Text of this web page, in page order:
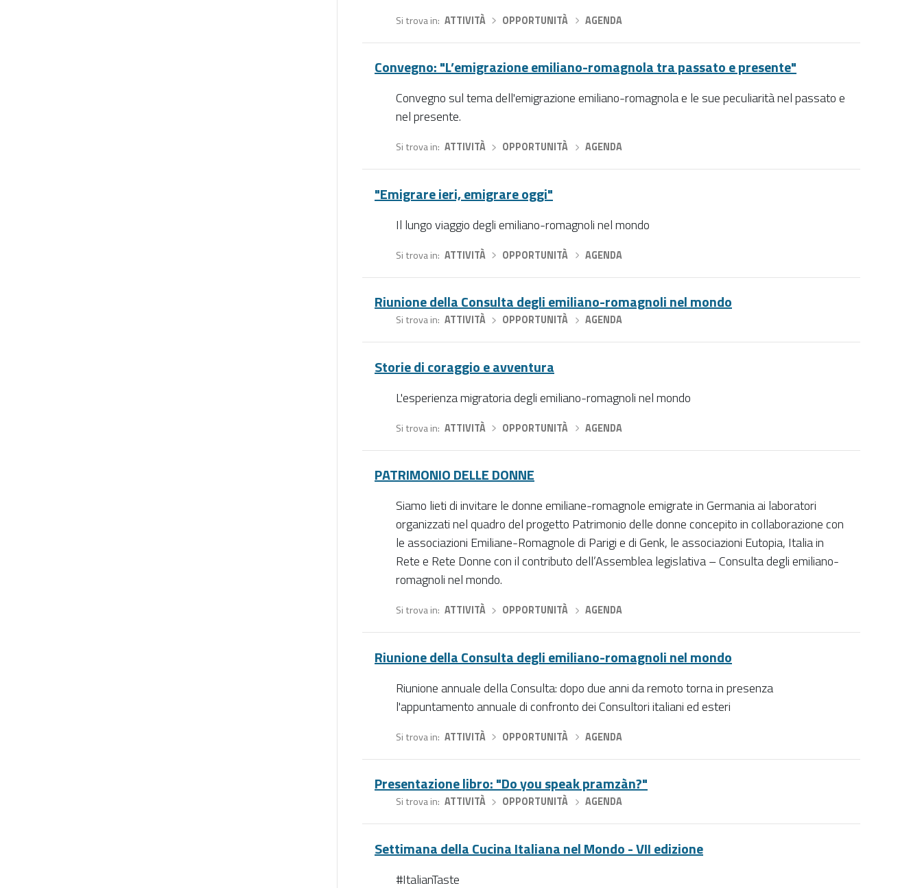
Si trova in ATTIVITÀ› OPPORTUNITÀ AGENDA
Convegno: "L’emigrazione emiliano-romagnola tra passato e presente"
Convegno sul tema dell'emigrazione emiliano-romagnola e le sue peculiarità nel passato e
nel presente.
Si trova in ATTIVITÀ› OPPORTUNITÀ AGENDA
"Emigrare ieri, emigrare oggi"
Il lungo viaggio degli emiliano-romagnoli nel mondo
Si trova in ATTIVITÀ› OPPORTUNITÀ AGENDA
Riunione della Consulta degli emiliano-romagnoli nel mondo
Si trova in ATTIVITÀ› OPPORTUNITÀ AGENDA
Storie di coraggio e avventura
L'esperienza migratoria degli emiliano-romagnoli nel mondo
Si trova in ATTIVITÀ› OPPORTUNITÀ AGENDA
PATRIMONIO DELLE DONNE
Siamo lieti di invitare le donne emiliane-romagnole emigrate in Germania ai laboratori
organizzati nel quadro del progetto Patrimonio delle donne concepito in collaborazione con
le associazioni Emiliane-Romagnole di Parigi e di Genk, le associazioni Eutopia, Italia in
Rete e Rete Donne con il contributo dell’Assemblea legislativa – Consulta degli emiliano-
romagnoli nel mondo.
Si trova in ATTIVITÀ› OPPORTUNITÀ AGENDA
Riunione della Consulta degli emiliano-romagnoli nel mondo
Riunione annuale della Consulta: dopo due anni da remoto torna in presenza
l'appuntamento annuale di confronto dei Consultori italiani ed esteri
Si trova in ATTIVITÀ› OPPORTUNITÀ AGENDA
Presentazione libro: "Do you speak pramzàn?"
Si trova in ATTIVITÀ› OPPORTUNITÀ AGENDA
Settimana della Cucina Italiana nel Mondo - VII edizione
#ItalianTaste